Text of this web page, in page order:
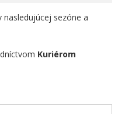
nasledujúcej sezóne a
Kuriérom